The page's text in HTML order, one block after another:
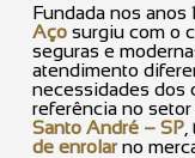
Fundada nos anos
Aço surgiu com o
seguras e
atendimento
necessidades dos
referência no
Santo André – SP
de enrolarno